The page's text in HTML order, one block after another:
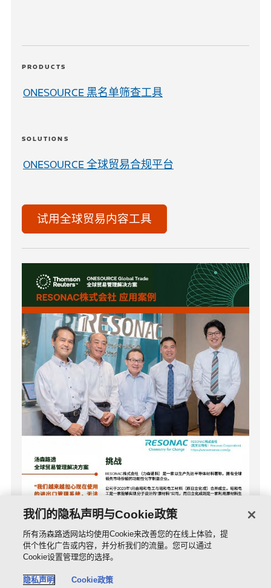
PRODUCTS
ONESOURCE 黑名单筛查工具
SOLUTIONS
ONESOURCE 全球贸易合规平台
试用全球贸易内容工具
我们的隐私声明与Cookie政策
所有汤森路透网站均使用Cookie来改善您的在线上体验，提
供个性化广告或内容，并分析我们的流量。您可以通过
Cookie设置管理您的选择。
隐私声明 Cookie政策